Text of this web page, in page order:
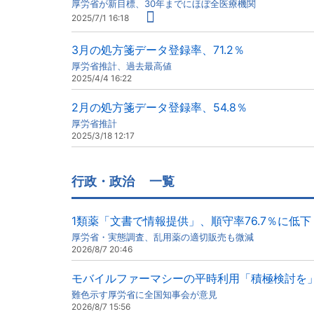
厚労省が新目標、30年までにほぼ全医療機関
2025/7/1 16:18
3月の処方箋データ登録率、71.2％
厚労省推計、過去最高値
2025/4/4 16:22
2月の処方箋データ登録率、54.8％
厚労省推計
2025/3/18 12:17
行政・政治 一覧
1類薬「文書で情報提供」、順守率76.7％に低下
厚労省・実態調査、乱用薬の適切販売も微減
2026/8/7 20:46
モバイルファーマシーの平時利用「積極検討を
難色示す厚労省に全国知事会が意見
2026/8/7 15:56